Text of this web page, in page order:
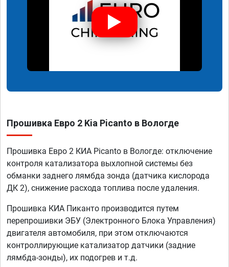
Прошивка Евро 2 Kia Picanto в Вологде
Прошивка Евро 2 КИА Picanto в Вологде: отключение
контроля катализатора выхлопной системы без
обманки заднего лямбда зонда (датчика кислорода
ДК 2), снижение расхода топлива после удаления.
Прошивка КИА Пиканто производится путем
перепрошивки ЭБУ (Электронного Блока Управления)
двигателя автомобиля, при этом отключаются
контроллирующие катализатор датчики (задние
лямбда-зонды), их подогрев и т.д.